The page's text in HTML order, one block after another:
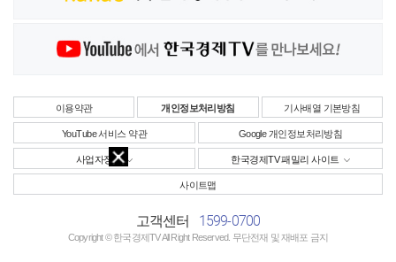
이용약관 개인정보처리방침 기사배열 기본방침
YouTube 서비스 약관 Google 개인정보처리방침
사업자정보 한국경제TV 패밀리 사이트
사이트맵
고객센터 1599-0700
Copyright © 한국경제TV All Right Reserved. 무단전재 및 재배포 금지